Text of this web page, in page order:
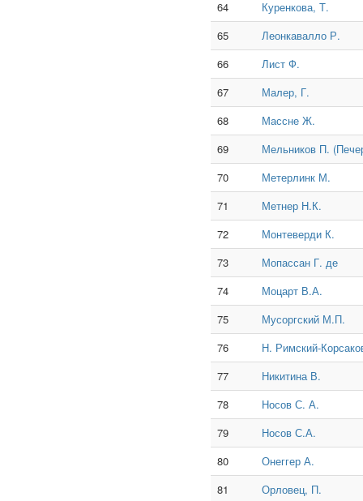
64
Куренкова, Т.
65
Леонкавалло Р.
66
Лист Ф.
67
Малер, Г.
68
Массне Ж.
69
Мельников П.
70
Метерлинк М.
71
Метнер Н.К.
72
Монтеверди К.
73
Мопассан Г. де
74
Моцарт В.А.
75
Мусоргский М.П.
76
Н. Римский-
77
Никитина В.
78
Носов С. А.
79
Носов С.А.
80
Онеггер А.
81
Орловец, П.